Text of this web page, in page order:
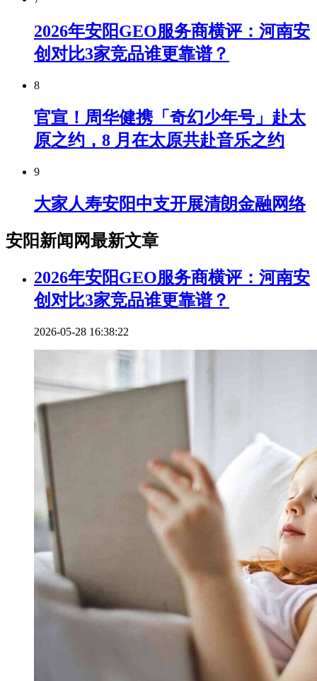
2026年安阳GEO服务商横评：河南安
创对比3家竞品谁更靠谱？
8
官宣！周华健携「奇幻少年号」赴太
原之约，8 月在太原共赴音乐之约
9
大家人寿安阳中支开展清朗金融网络
安阳新闻网最新文章
2026年安阳GEO服务商横评：河南安
创对比3家竞品谁更靠谱？
2026-05-28 16:38:22